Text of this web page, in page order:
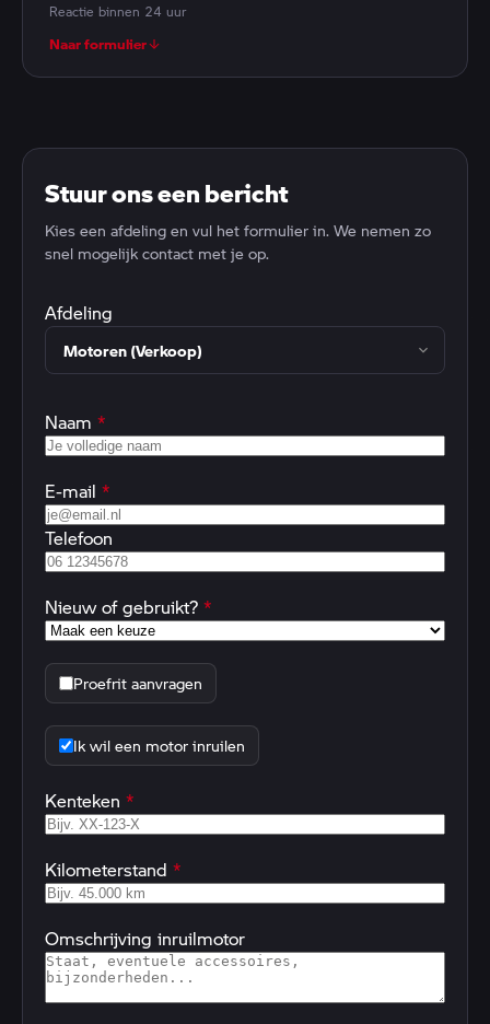
Reactie binnen 24 uur
Naar formulier
Stuur ons een bericht
Kies een afdeling en vul het formulier in. We nemen zo
snel mogelijk contact met je op.
Afdeling
Naam *
E-mail *
Telefoon
Nieuw of gebruikt? *
Proefrit aanvragen
Ik wil een motor inruilen
Kenteken *
Kilometerstand *
Omschrijving inruilmotor